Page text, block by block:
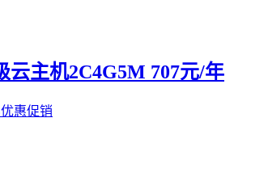
云主机2C4G5M 707元/年
惠促销